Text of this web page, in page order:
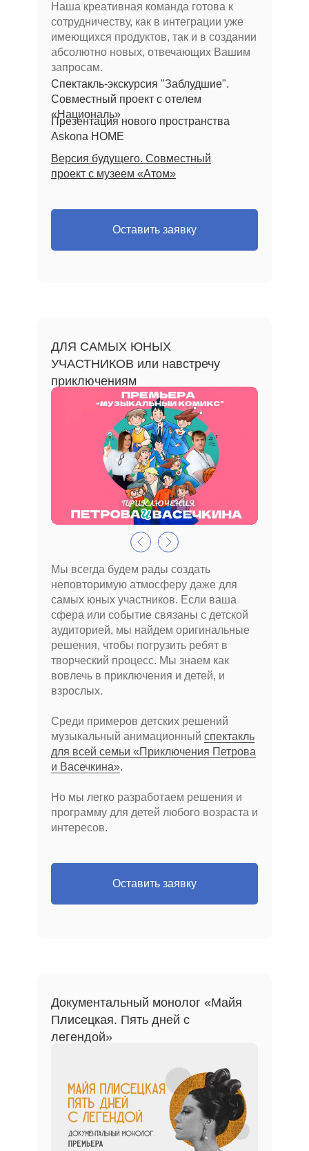
Наша креативная команда готова к
сотрудничеству, как в интеграции уже
имеющихся продуктов, так и в создании
абсолютно новых, отвечающих Вашим
запросам.
Оставить заявку
Спектакль-экскурсия "Заблудшие".
Совместный проект с отелем
«Националь»
Презентация нового пространства
Askona HOME
Версия будущего. Совместный
проект с музеем «Атом»
ДЛЯ САМЫХ ЮНЫХ
УЧАСТНИКОВ или навстречу
приключениям
Мы всегда будем рады создать
неповторимую атмосферу даже для
самых юных участников. Если ваша
сфера или событие связаны с детской
аудиторией, мы найдем оригинальные
решения, чтобы погрузить ребят в
творческий процесс. Мы знаем как
вовлечь в приключения и детей, и
взрослых.
Среди примеров детских решений
музыкальный анимационный спектакль
для всей семьи «Приключения Петрова
и Васечкина».
Но мы легко разработаем решения и
программу для детей любого возраста и
интересов.
Оставить заявку
Документальный монолог «Майя
Плисецкая. Пять дней с
легендой»
+7 980 410-01-82
pr@besprintsypno.ru
СОТРУДНИЧЕСТВА
И ДЛЯ КОРПОРАТИВНЫХ
КЛИЕНТОВ